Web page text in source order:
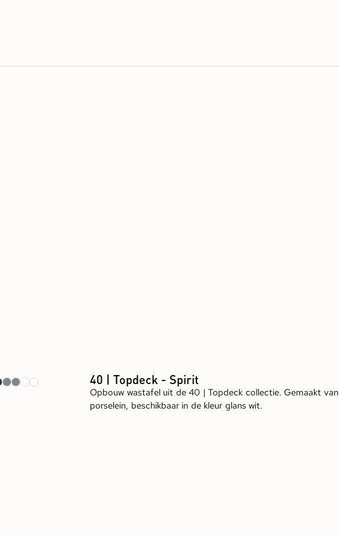
40 | Topdeck - Spirit
Opbouw wastafel uit de 40 | Topdeck collectie. Gemaakt van
porselein, beschikbaar in de kleur glans wit.